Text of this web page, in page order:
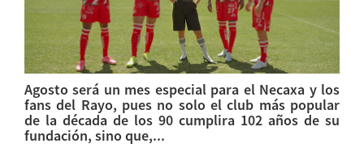
Agosto será un mes especial para el Necaxa y los
fans del Rayo, pues no solo el club más popular
de la década de los 90 cumplira 102 años de su
fundación, sino que,...